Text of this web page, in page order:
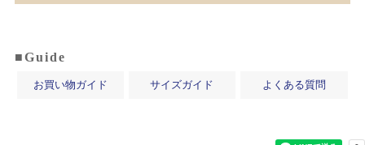
■Guide
お買い物ガイド サイズガイド よくある質問